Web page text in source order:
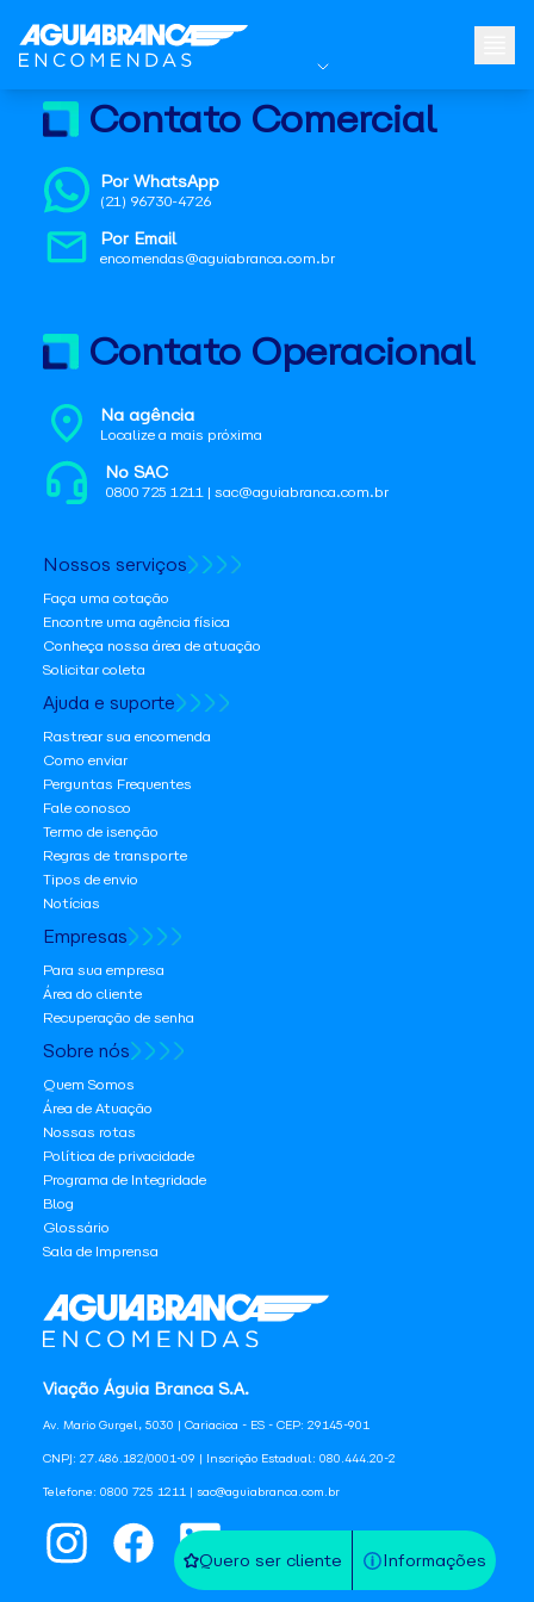
Quero ser cliente Informações
Viação Águia Branca S.A.
Av. Mario Gurgel, 5030 | Cariacica - ES - CEP: 29145-901
CNPJ: 27.486.182/0001-09 | Inscrição Estadual: 080.444.20-2
Telefone: 0800 725 1211 | sac@aguiabranca.com.br
Contato Comercial
Por WhatsApp
(21) 96730-4726
Por Email
encomendas@aguiabranca.com.br
Contato Operacional
Na agência
Localize a mais próxima
No SAC
0800 725 1211 | sac@aguiabranca.com.br
Nossos serviços
Faça uma cotação
Encontre uma agência física
Conheça nossa área de atuação
Solicitar coleta
Ajuda e suporte
Rastrear sua encomenda
Como enviar
Perguntas Frequentes
Fale conosco
Termo de isenção
Regras de transporte
Tipos de envio
Notícias
Empresas
Para sua empresa
Área do cliente
Recuperação de senha
Sobre nós
Quem Somos
Área de Atuação
Nossas rotas
Política de privacidade
Programa de Integridade
Blog
Glossário
Sala de Imprensa